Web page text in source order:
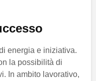
energia e iniziativa.
la possibilità di
In ambito lavorativo,